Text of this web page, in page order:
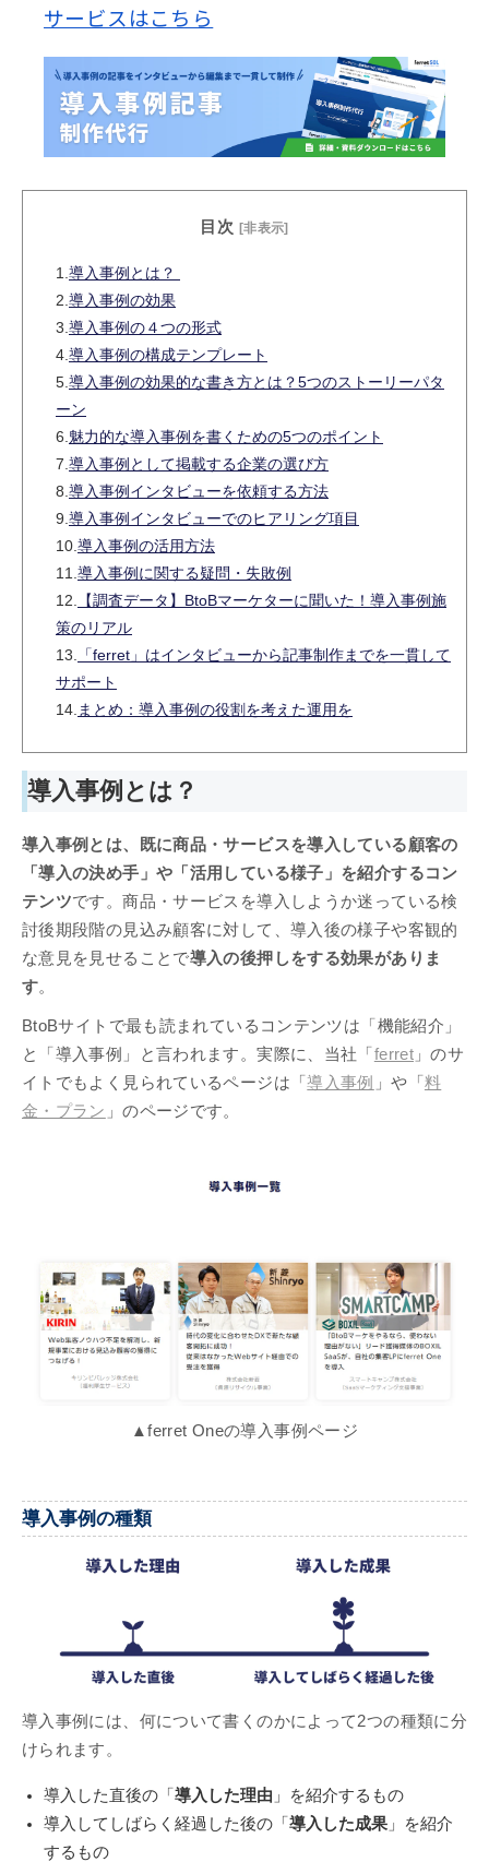
サービスはこちら
目次 [非表示]
1. 導入事例とは？
2. 導入事例の効果
3. 導入事例の４つの形式
4. 導入事例の構成テンプレート
5. 導入事例の効果的な書き方とは？5つのストーリーパタ
ーン
6. 魅力的な導入事例を書くための5つのポイント
7. 導入事例として掲載する企業の選び方
8. 導入事例インタビューを依頼する方法
9. 導入事例インタビューでのヒアリング項目
10. 導入事例の活用方法
11. 導入事例に関する疑問・失敗例
12.
【調査データ】BtoBマーケターに聞いた！導入事例施
策のリアル
13.
「ferret」はインタビューから記事制作までを一貫して
サポート
14. まとめ：導入事例の役割を考えた運用を
導入事例とは？
導入事例とは、既に商品・サービスを導入している顧客の
「導入の決め手」や「活用している様子」を紹介するコン
テンツです。商品・サービスを導入しようか迷っている検
討後期段階の見込み顧客に対して、導入後の様子や客観的
な意見を見せることで導入の後押しをする効果がありま
す。
BtoBサイトで最も読まれているコンテンツは「機能紹介」
と「導入事例」と言われます。実際に、当社「ferret 」のサ
イトでもよく見られているページは「導入事例 」や「料
金・プラン 」のページです。
▲ferret Oneの導入事例ページ
導入事例の種類
導入事例には、何について書くのかによって2つの種類に分
けられます。
導入した直後の「 導入した理由 」を紹介するもの
導入してしばらく経過した後の「 導入した成果 」を紹介
するもの